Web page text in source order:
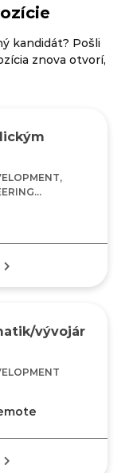
kandidát? Pošli
znova otvorí,
vývojár